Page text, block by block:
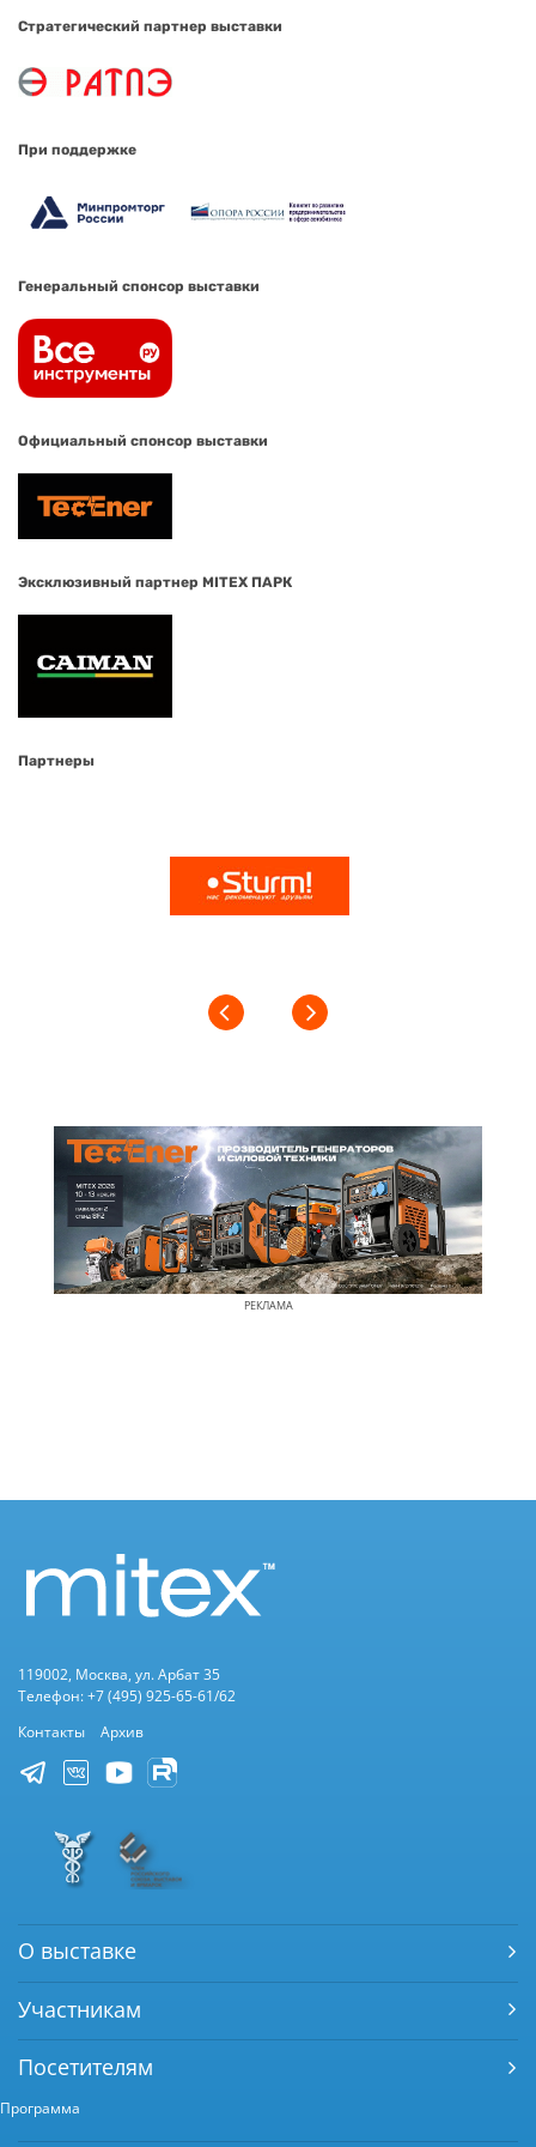
Стратегический партнер выставки
При поддержке
Генеральный спонсор выставки
Официальный спонсор выставки
Эксклюзивный партнер MITEX ПАРК
Партнеры
РЕКЛАМА
119002, Москва, ул. Арбат 35
Телефон: +7 (495) 925-65-61/62
Контакты
Архив
О выставке
Участникам
Посетителям
Программа